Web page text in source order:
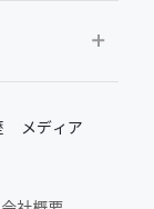
メディア